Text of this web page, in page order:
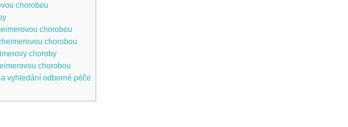
chorobou
chorobou
chorobou
choroby
chorobou
vyhledání odborné péče